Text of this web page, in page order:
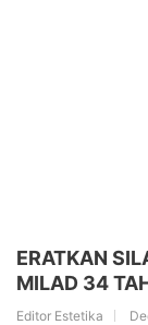
ERATKAN
MILAD 34
Editor Estetika